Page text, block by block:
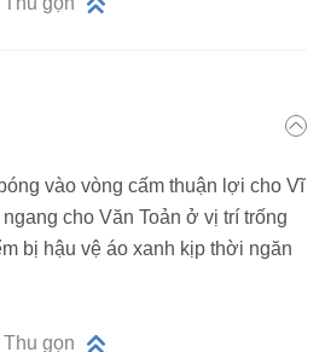
vào vòng cấm thuận lợi cho Vĩ
cho Văn Toản ở vị trí trống
bị hậu vệ áo xanh kịp thời ngăn
Thu gọn